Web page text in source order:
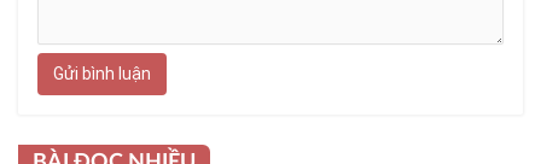
Gửi bình luận